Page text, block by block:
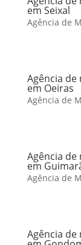
em Seixal
Agência de
Agência
em Oeiras
Agência de
Agência
em
Agência de
Agência